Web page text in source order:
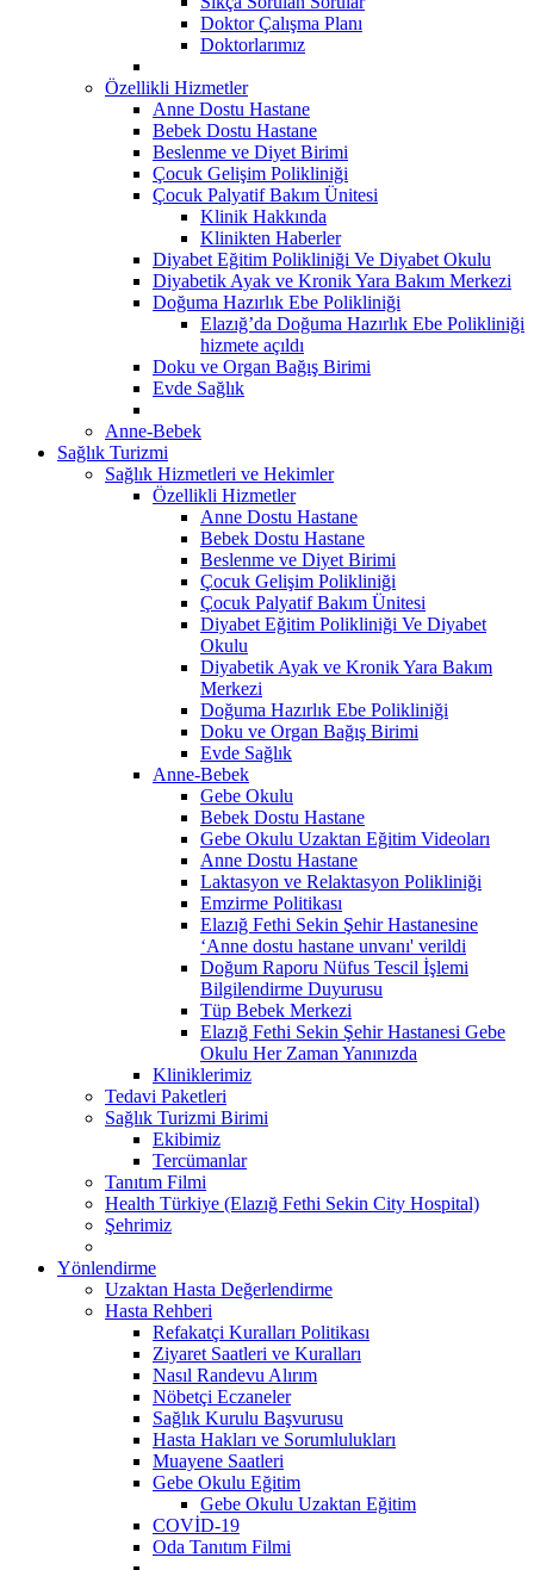
Doktor Çalışma Planı
Doktorlarımız
Özellikli Hizmetler
Anne Dostu Hastane
Bebek Dostu Hastane
Beslenme ve Diyet Birimi
Çocuk Gelişim Polikliniği
Çocuk Palyatif Bakım Ünitesi
Klinik Hakkında
Klinikten Haberler
Diyabet Eğitim Polikliniği Ve Diyabet Okulu
Diyabetik Ayak ve Kronik Yara Bakım Merkezi
Doğuma Hazırlık Ebe Polikliniği
Elazığ’da Doğuma Hazırlık Ebe Polikliniği
hizmete açıldı
Doku ve Organ Bağış Birimi
Evde Sağlık
Anne-Bebek
Sağlık Turizmi
Sağlık Hizmetleri ve Hekimler
Özellikli Hizmetler
Anne Dostu Hastane
Bebek Dostu Hastane
Beslenme ve Diyet Birimi
Çocuk Gelişim Polikliniği
Çocuk Palyatif Bakım Ünitesi
Diyabet Eğitim Polikliniği Ve Diyabet
Okulu
Diyabetik Ayak ve Kronik Yara Bakım
Merkezi
Doğuma Hazırlık Ebe Polikliniği
Doku ve Organ Bağış Birimi
Evde Sağlık
Anne-Bebek
Gebe Okulu
Bebek Dostu Hastane
Gebe Okulu Uzaktan Eğitim Videoları
Anne Dostu Hastane
Laktasyon ve Relaktasyon Polikliniği
Emzirme Politikası
Elazığ Fethi Sekin Şehir Hastanesine
‘Anne dostu hastane unvanı' verildi
Doğum Raporu Nüfus Tescil İşlemi
Bilgilendirme Duyurusu
Tüp Bebek Merkezi
Elazığ Fethi Sekin Şehir Hastanesi Gebe
Okulu Her Zaman Yanınızda
Kliniklerimiz
Tedavi Paketleri
Sağlık Turizmi Birimi
Ekibimiz
Tercümanlar
Tanıtım Filmi
Health Türkiye (Elazığ Fethi Sekin City Hospital)
Şehrimiz
Yönlendirme
Uzaktan Hasta Değerlendirme
Hasta Rehberi
Refakatçi Kuralları Politikası
Ziyaret Saatleri ve Kuralları
Nasıl Randevu Alırım
Nöbetçi Eczaneler
Sağlık Kurulu Başvurusu
Hasta Hakları ve Sorumlulukları
Muayene Saatleri
Gebe Okulu Eğitim
Gebe Okulu Uzaktan Eğitim
COVİD-19
Oda Tanıtım Filmi